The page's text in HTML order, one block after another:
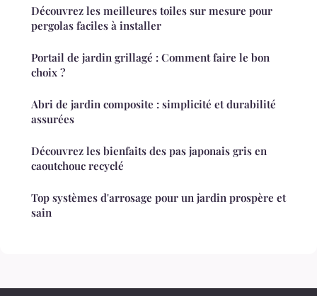
Découvrez les meilleures toiles sur mesure pour
pergolas faciles à installer
Portail de jardin grillagé : Comment faire le bon
choix ?
Abri de jardin composite : simplicité et durabilité
assurées
Découvrez les bienfaits des pas japonais gris en
caoutchouc recyclé
Top systèmes d'arrosage pour un jardin prospère et
sain